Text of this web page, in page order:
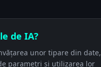
de IA?
unor tipare din date,
parametri și utilizarea lor